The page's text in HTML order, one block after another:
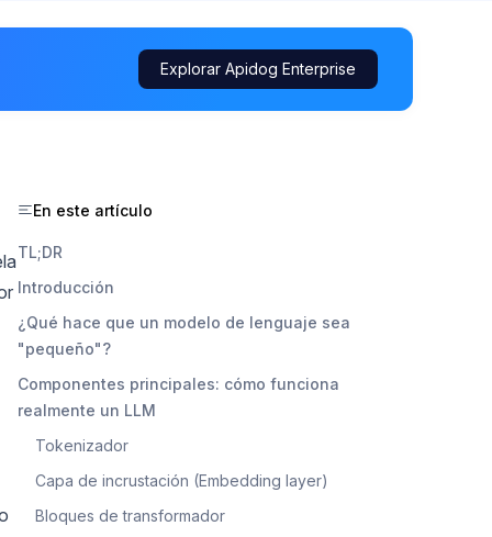
Explorar Apidog Enterprise
En este artículo
TL;DR
Introducción
¿Qué hace que un modelo de lenguaje sea
"pequeño"?
Componentes principales: cómo funciona
realmente un LLM
Tokenizador
Capa de incrustación (Embedding layer)
Bloques de transformador